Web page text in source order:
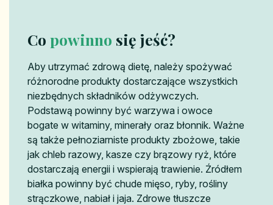
Co powinno się jeść?
Aby utrzymać zdrową dietę, należy spożywać
różnorodne produkty dostarczające wszystkich
niezbędnych składników odżywczych.
Podstawą powinny być warzywa i owoce
bogate w witaminy, minerały oraz błonnik. Ważne
są także pełnoziarniste produkty zbożowe, takie
jak chleb razowy, kasze czy brązowy ryż, które
dostarczają energii i wspierają trawienie. Źródłem
białka powinny być chude mięso, ryby, rośliny
strączkowe, nabiał i jaja. Zdrowe tłuszcze